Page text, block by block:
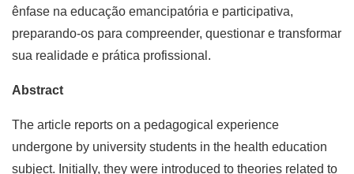
ênfase na educação emancipatória e participativa,
preparando-os para compreender, questionar e transformar
sua realidade e prática profissional.
Abstract
The article reports on a pedagogical experience
undergone by university students in the health education
subject. Initially, they were introduced to theories related to